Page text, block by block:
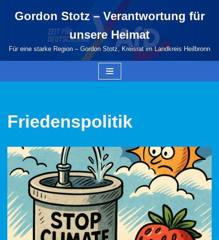
springen
Gordon Stotz – Verantwortung für
unsere Heimat
Für eine starke Region – Gordon Stotz, Kreisrat im Landkreis Heilbronn
Friedenspolitik